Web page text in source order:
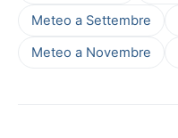
Meteo a Settembre
Meteo a Novembre